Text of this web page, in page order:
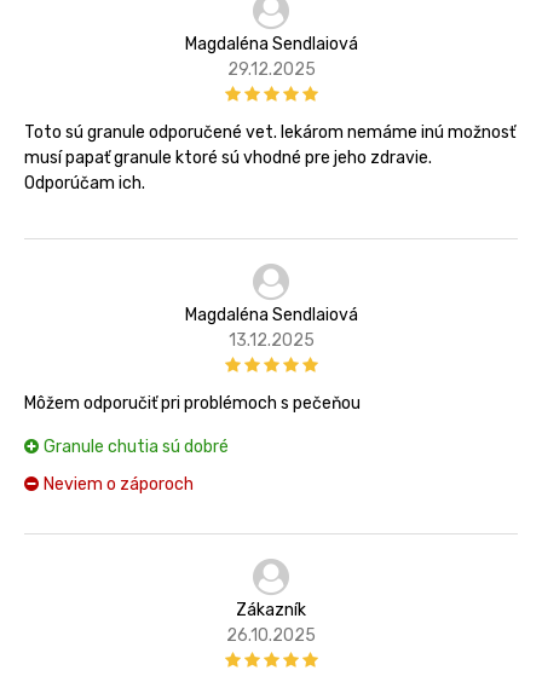
Magdaléna Sendlaiová
29.12.2025
Toto sú granule odporučené vet. lekárom nemáme inú možnosť
musí papať granule ktoré sú vhodné pre jeho zdravie.
Odporúčam ich.
Magdaléna Sendlaiová
13.12.2025
Môžem odporučiť pri problémoch s pečeňou
Granule chutia sú dobré
Neviem o záporoch
Zákazník
26.10.2025